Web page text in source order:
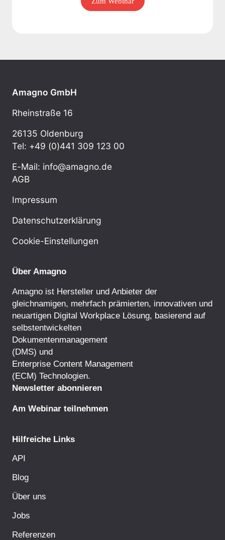
Amagno GmbH
Rheinstraße 16
26135 Oldenburg
Tel: +49 (0)441 309 123 00
E-Mail: info@amagno.de
AGB
Impressum
Datenschutzerklärung
Cookie-Einstellungen
Über Amagno
Amagno ist Hersteller und Anbieter der
gleichnamigen, mehrfach prämierten, innovativen und
neuartigen Digital Workplace Lösung, basierend auf
selbstentwickelten
Dokumentenmanagement
(DMS) und
Enterprise Content Management
(ECM) Technologien.
Newsletter abonnieren
Am Webinar teilnehmen
Hilfreiche Links
API
Blog
Über uns
Jobs
Referenzen